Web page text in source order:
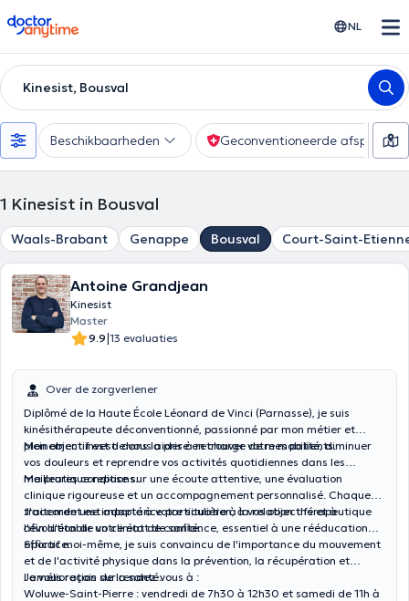
doctoranytime NL
Kinesist, Bousval
Beschikbaarheden Geconventioneerde afspraak
1 Kinesist in Bousval
Waals-Brabant Genappe Bousval Court-Saint-
Antoine Grandjean
Kinesist
Master
9.9|13 evaluaties
Over de zorgverlener
Diplômé de la Haute École Léonard de Vinci (Parnasse), je suis
kinésithérapeute déconventionné, passionné par mon métier et
pleinement investi dans la prise en charge de mes patients.
Mon objectif est de vous aider à retrouver votre mobilité, diminuer
vos douleurs et reprendre vos activités quotidiennes dans les
meilleures conditions.
Ma pratique repose sur une écoute attentive, une évaluation
clinique rigoureuse et un accompagnement personnalisé. Chaque
traitement est adapté à votre situation, à vos objectifs et à
l'évolution de votre état de santé.
J'accorde une importance particulière à la relation thérapeutique
afin d'établir un climat de confiance, essentiel à une rééducation
efficace.
Sportif moi-même, je suis convaincu de l'importance du mouvement
et de l'activité physique dans la prévention, la récupération et
l'amélioration de la santé.
Je vous reçois sur rendez-vous à :
Woluwe-Saint-Pierre : vendredi de 7h30 à 12h30 et samedi de 11h à